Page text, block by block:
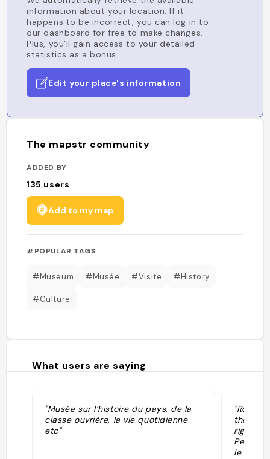
information about your location. If it
happens to be incorrect, you can log in to
our dashboard for free to make changes.
Plus, you'll gain access to your detailed
statistics as a bonus.
Edit your place's information
The mapstr community
ADDED BY
135 users
Add to my map
#POPULAR TAGS
#Museum #Musée #Visite #History
#Culture
What users are saying
"Musée sur l’histoire du pays, de la
classe ouvrière, la vie quotidienne
etc"
"Road
the
rights,
Peut
le coin !"